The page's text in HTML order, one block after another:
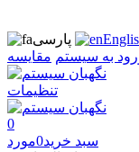
پارسی
به سیستم مقایسه
تنظیمات
0
سبد خرید0مورد